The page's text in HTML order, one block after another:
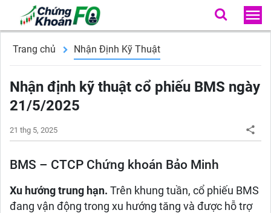
Trang chủ Nhận Định Kỹ Thuật
Nhận định kỹ thuật cổ phiếu BMS ngày
21/5/2025
21 thg 5, 2025
BMS – CTCP Chứng khoán Bảo Minh
Xu hướng trung hạn. Trên khung tuần, cổ phiếu BMS
đang vận động trong xu hướng tăng và được hỗ trợ